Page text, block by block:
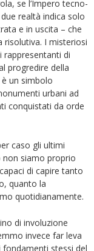
se l’Impero tecno-
realtà indica solo
e in uscita – che
risolutiva. I misteriosi
rappresentanti di
progredire della
un simbolo
urbani ad
conquistati da orde
caso gli ultimi
non siamo proprio
di capire tanto
quanto la
quotidianamente.
di involuzione
invece far leva
fondamenti stessi del